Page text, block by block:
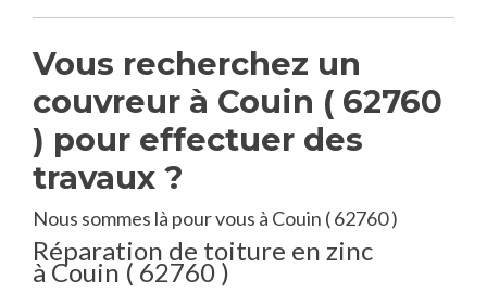
Vous recherchez un
couvreur à Couin ( 62760
) pour effectuer des
travaux ?
Nous sommes là pour vous à Couin ( 62760 )
Réparation de toiture en zinc
à Couin ( 62760 )